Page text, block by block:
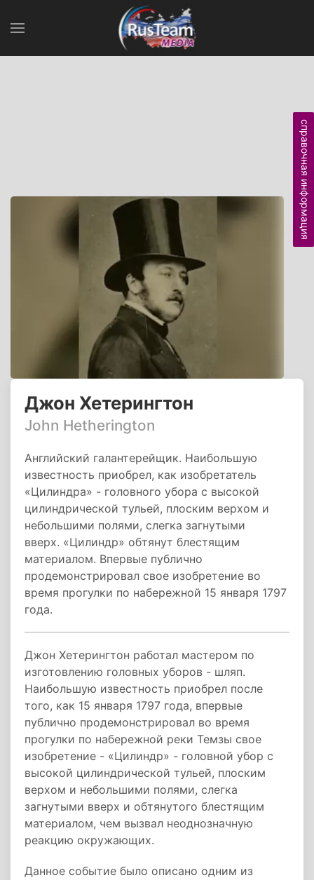
Джон Хетерингтон
John Hetherington
Английский галантерейщик. Наибольшую
известность приобрел, как изобретатель
«Цилиндра» - головного убора с высокой
цилиндрической тульей, плоским верхом и
небольшими полями, слегка загнутыми
вверх. «Цилиндр» обтянут блестящим
материалом. Впервые публично
продемонстрировал свое изобретение во
время прогулки по набережной 15 января 1797
года.
Джон Хетерингтон работал мастером по
изготовлению головных уборов - шляп.
Наибольшую известность приобрел после
того, как 15 января 1797 года, впервые
публично продемонстрировал во время
прогулки по набережной реки Темзы свое
изобретение - «Цилиндр» - головной убор с
высокой цилиндрической тульей, плоским
верхом и небольшими полями, слегка
загнутыми вверх и обтянутого блестящим
материалом, чем вызвал неоднозначную
реакцию окружающих.
Данное событие было описано одним из
справочная информация